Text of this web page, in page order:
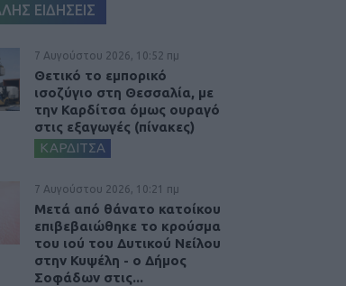
ΕΙΔΗΣΕΙΣ
7 Αυγούστου 2026, 10:52 πμ
Θετικό το εμπορικό
ισοζύγιο στη Θεσσαλία, με
την Καρδίτσα όμως ουραγό
στις εξαγωγές (πίνακες)
ΚΑΡΔΙΤΣΑ
7 Αυγούστου 2026, 10:21 πμ
Μετά από θάνατο κατοίκου
επιβεβαιώθηκε το κρούσμα
του ιού του Δυτικού Νείλου
στην Κυψέλη - ο Δήμος
Σοφάδων στις...